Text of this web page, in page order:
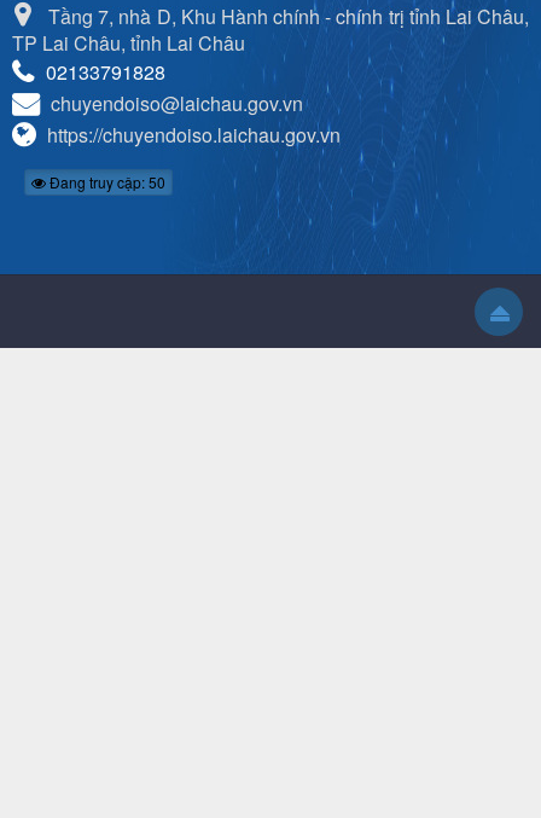
Tầng 7, nhà D, Khu Hành chính - chính trị tỉnh Lai Châu,
TP Lai Châu, tỉnh Lai Châu
02133791828
chuyendoiso@laichau.gov.vn
https://chuyendoiso.laichau.gov.vn
Đang truy cập: 50